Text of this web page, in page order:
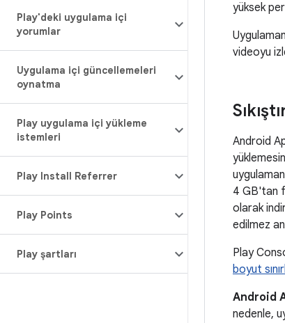
Play'deki uygulama içi
yorumlar
Uygulama içi güncellemeleri
oynatma
Play uygulama içi yükleme
istemleri
Play Install Referrer
Play Points
Play şartları
yüksek
videoyu
Android
4 GB'tan
olarak
edilmez
Play
boyut
Android
nedenle,